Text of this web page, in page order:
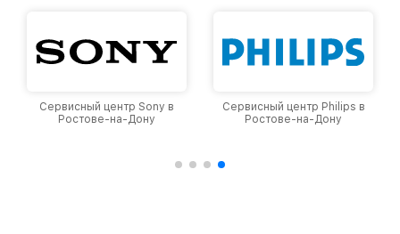
Сервисный центр Sony в
Ростове-на-Дону
Сервисный центр Philips в
Ростове-на-Дону